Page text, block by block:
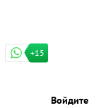
+15
Войдите